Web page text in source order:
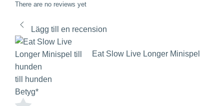
There are no reviews yet
Lägg till en recension
Eat Slow Live Longer Minispel
till hunden
Betyg*